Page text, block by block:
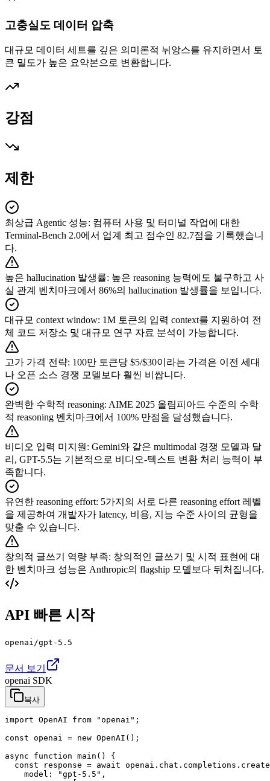
고충실도 데이터 압축
대규모 데이터 세트를 깊은 의미론적 뉘앙스를 유지하면서 토
큰 밀도가 높은 요약본으로 변환합니다.
강점
제한
최상급 Agentic 성능: 컴퓨터 사용 및 터미널 작업에 대한
Terminal-Bench 2.0에서 업계 최고 점수인 82.7점을 기록했습니
다.
높은 hallucination 발생률: 높은 reasoning 능력에도 불구하고 사
실 관계 벤치마크에서 86%의 hallucination 발생률을 보입니다.
대규모 context window: 1M 토큰의 입력 context를 지원하여 전
체 코드 저장소 및 대규모 연구 자료 분석이 가능합니다.
고가 가격 전략: 100만 토큰당 $5/$30이라는 가격은 이전 세대
나 오픈 소스 경쟁 모델보다 훨씬 비쌉니다.
완벽한 수학적 reasoning: AIME 2025 올림피아드 수준의 수학
적 reasoning 벤치마크에서 100% 만점을 달성했습니다.
비디오 입력 미지원 : Gemini와 같은 multimodal 경쟁 모델과 달
리, GPT-5.5는 기본적으로 비디오-텍스트 변환 처리 능력이 부
족합니다.
유연한 reasoning effort: 5가지의 서로 다른 reasoning effort 레벨
을 제공하여 개발자가 latency, 비용, 지능 수준 사이의 균형을
맞출 수 있습니다.
창의적 글쓰기 역량 부족: 창의적인 글쓰기 및 시적 표현에 대
한 벤치마크 성능은 Anthropic의 flagship 모델보다 뒤처집니다.
API 빠른 시작
openai/gpt-5.5
문서 보기
openai SDK
복사
import OpenAI from "openai";
const openai = new OpenAI();
async function main() {
const response = await
    model: "gpt-5.5",